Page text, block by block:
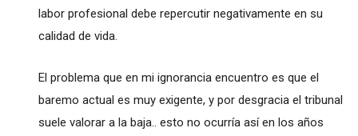
labor profesional debe repercutir negativamente en su
calidad de vida.
El problema que en mi ignorancia encuentro es que el
baremo actual es muy exigente, y por desgracia el tribunal
suele valorar a la baja.. esto no ocurría así en los años